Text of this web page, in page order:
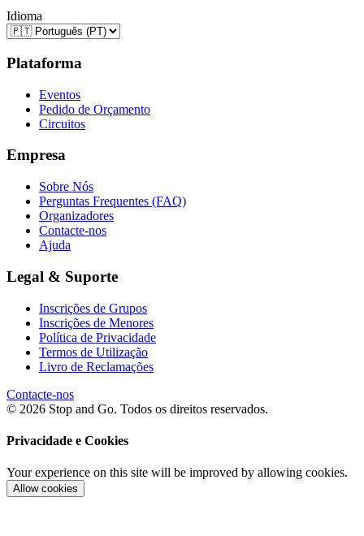
Idioma
Plataforma
Eventos
Pedido de Orçamento
Circuitos
Empresa
Sobre Nós
Perguntas Frequentes (FAQ)
Organizadores
Contacte-nos
Ajuda
Legal & Suporte
Inscrições de Grupos
Inscrições de Menores
Política de Privacidade
Termos de Utilização
Livro de Reclamações
Contacte-nos
© 2026 Stop and Go. Todos os direitos reservados.
Privacidade e Cookies
Your experience on this site will be improved by allowing cookies.
Allow cookies